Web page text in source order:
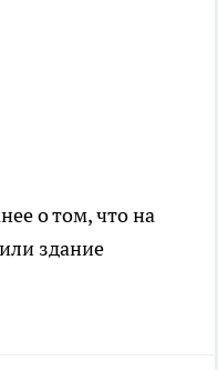
о том, что на
здание